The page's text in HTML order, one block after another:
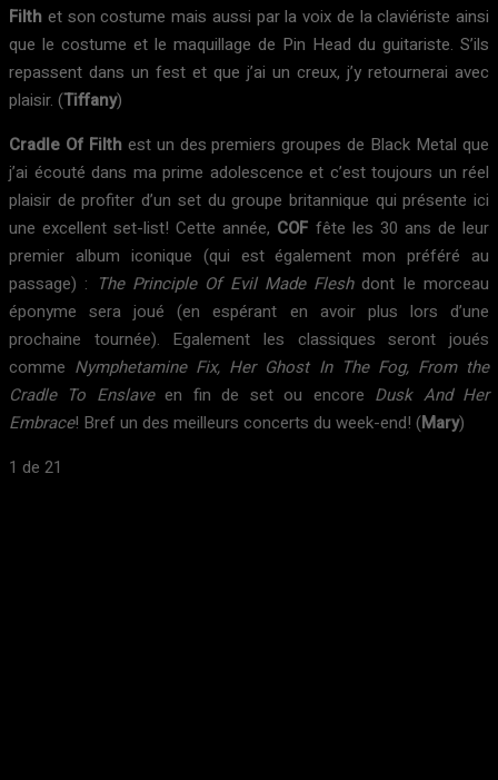
Filth et son costume mais aussi par la voix de la claviériste ainsi
que le costume et le maquillage de Pin Head du guitariste. S’ils
repassent dans un fest et que j’ai un creux, j’y retournerai avec
plaisir. (Tiffany)
Cradle Of Filth est un des premiers groupes de Black Metal que
j’ai écouté dans ma prime adolescence et c’est toujours un réel
plaisir de profiter d’un set du groupe britannique qui présente ici
une excellent set-list! Cette année, COF fête les 30 ans de leur
premier album iconique (qui est également mon préféré au
passage) : The Principle Of Evil Made Fleshdont le morceau
éponyme sera joué (en espérant en avoir plus lors d’une
prochaine tournée). Egalement les classiques seront joués
comme Nymphetamine Fix, Her Ghost In The Fog, From the
Cradle To Enslaveen fin de set ou encore Dusk And Her
Embrace! Bref un des meilleurs concerts du week-end! (Mary)
1 de 21